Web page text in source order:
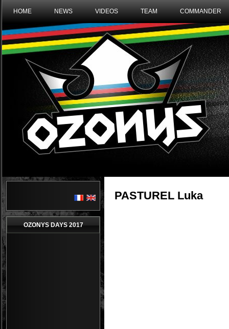
HOME NEWS VIDEOS TEAM COMMANDER
OZONYS DAYS 2017
PASTUREL Luka